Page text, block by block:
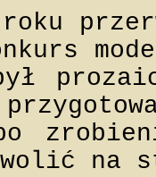
na